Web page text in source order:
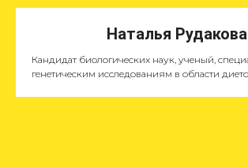
Наталья Рудакова
Кандидат биологических наук, ученый,
генетическим исследованиям в области